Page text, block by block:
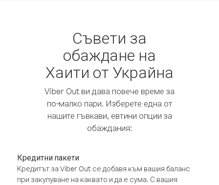
Съвети за
обаждане на
Хаити от Украйна
Viber Out ви дава повече време за
по-малко пари. Изберете една от
нашите гъвкави, евтини опции за
обаждания:
Кредитни пакети
Кредитът за Viber Out се добавя към вашия баланс
при закупуване на каквато и да е сума. С вашия